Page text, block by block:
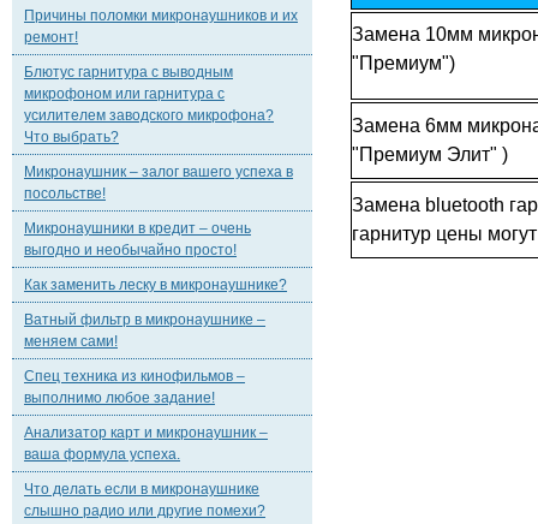
Причины поломки микронаушников и их
ремонт!
Блютус гарнитура с выводным
микрофоном или гарнитура с
усилителем заводского микрофона?
Что выбрать?
Микронаушник – залог вашего успеха в
посольстве!
Микронаушники в кредит – очень
выгодно и необычайно просто!
Как заменить леску в микронаушнике?
Ватный фильтр в микронаушнике –
меняем сами!
Спец техника из кинофильмов –
выполнимо любое задание!
Анализатор карт и микронаушник –
ваша формула успеха.
Что делать если в микронаушнике
слышно радио или другие помехи?
Замена 10мм
"Премиум")
Замена 6мм
"Премиум Элит" )
Замена bluetooth
гарнитур цены